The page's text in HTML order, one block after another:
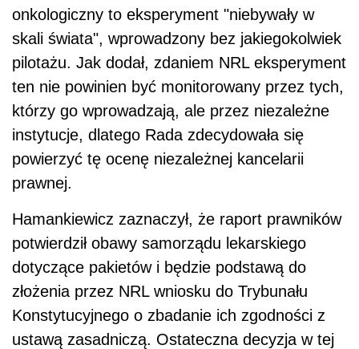
onkologiczny to eksperyment "niebywały w
skali świata", wprowadzony bez jakiegokolwiek
pilotażu. Jak dodał, zdaniem NRL eksperyment
ten nie powinien być monitorowany przez tych,
którzy go wprowadzają, ale przez niezależne
instytucje, dlatego Rada zdecydowała się
powierzyć tę ocenę niezależnej kancelarii
prawnej.
Hamankiewicz zaznaczył, że raport prawników
potwierdził obawy samorządu lekarskiego
dotyczące pakietów i będzie podstawą do
złożenia przez NRL wniosku do Trybunału
Konstytucyjnego o zbadanie ich zgodności z
ustawą zasadniczą. Ostateczna decyzja w tej